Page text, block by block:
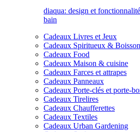
diaqua: design et
bain
Cadeaux Livres et Jeux
Cadeaux Spiritueux &
Cadeaux Food
Cadeaux Maison & cuisine
Cadeaux Farces et attrapes
Cadeaux Panneaux
Cadeaux Porte-clés et porte-
Cadeaux Tirelires
Cadeaux Chaufferettes
Cadeaux Textiles
Cadeaux Urban Gardening